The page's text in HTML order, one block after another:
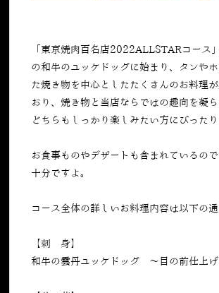
「 東京焼肉百名店2022ALLSTARコース
の和牛のユッケドッグに始まり、タンや
た焼き物を中心としたたくさんのお料理
おり、焼き物と当店ならではの趣向を凝
どちらもしっかり楽しみたい方にぴったり
お食事ものやデザートも含まれているの
十分ですよ。
コース全体の詳しいお料理内容は以下の通
【刺 身】
和牛の雲丹ユッケドッグ ～目の前仕上